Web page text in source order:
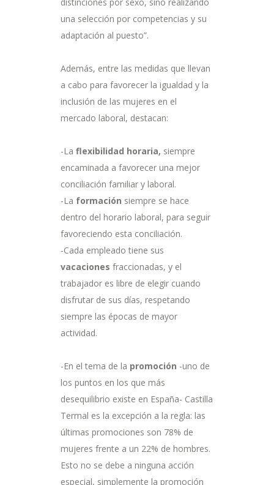
una selección por competencias y su
adaptación al puesto”.
Además, entre las medidas que llevan
a cabo para favorecer la igualdad y la
inclusión de las mujeres en el
mercado laboral, destacan:
-La flexibilidad horaria, siempre
encaminada a favorecer una mejor
conciliación familiar y laboral.
-La formación siempre se hace
dentro del horario laboral, para seguir
favoreciendo esta conciliación.
-Cada empleado tiene sus
vacaciones fraccionadas, y el
trabajador es libre de elegir cuando
disfrutar de sus días, respetando
siempre las épocas de mayor
actividad.
-En el tema de la promoción -uno de
los puntos en los que más
desequilibrio existe en España- Castilla
Termal es la excepción a la regla: las
últimas promociones son 78% de
mujeres frente a un 22% de hombres.
Esto no se debe a ninguna acción
especial, simplemente la promoción